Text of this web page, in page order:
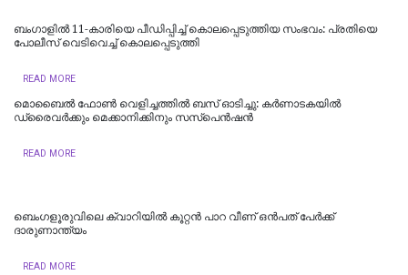
ബംഗാളിൽ 11-കാരിയെ പീഡിപ്പിച്ച് കൊലപ്പെടുത്തിയ സംഭവം: പ്രതിയെ
പോലീസ് വെടിവെച്ച് കൊലപ്പെടുത്തി
READ MORE
മൊബൈൽ ഫോൺ വെളിച്ചത്തിൽ ബസ് ഓടിച്ചു: കർണാടകയിൽ
ഡ്രൈവർക്കും മെക്കാനിക്കിനും സസ്പെൻഷൻ
READ MORE
ബെംഗളൂരുവിലെ ക്വാറിയിൽ കൂറ്റൻ പാറ വീണ് ഒൻപത് പേർക്ക്
ദാരുണാന്ത്യം
READ MORE